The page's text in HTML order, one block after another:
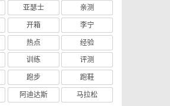
亚瑟士
亲测
开箱
李宁
热点
经验
训练
评测
跑步
跑鞋
阿迪达斯 马拉松